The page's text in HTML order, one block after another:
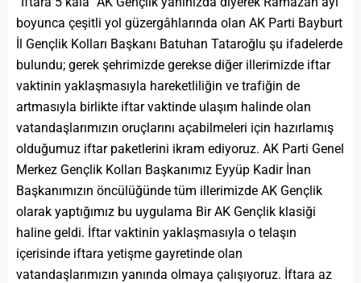
boyunca çeşitli yol güzergâhlarında olan AK Parti Bayburt
İl Gençlik Kolları Başkanı Batuhan Tataroğlu şu ifadelerde
bulundu; gerek şehrimizde gerekse diğer illerimizde iftar
vaktinin yaklaşmasıyla hareketliliğin ve trafiğin de
artmasıyla birlikte iftar vaktinde ulaşım halinde olan
vatandaşlarımızın oruçlarını açabilmeleri için hazırlamış
olduğumuz iftar paketlerini ikram ediyoruz. AK Parti Genel
Merkez Gençlik Kolları Başkanımız Eyyüp Kadir İnan
Başkanımızın öncülüğünde tüm illerimizde AK Gençlik
olarak yaptığımız bu uygulama Bir AK Gençlik klasiği
haline geldi. İftar vaktinin yaklaşmasıyla o telaşın
içerisinde iftara yetişme gayretinde olan
vatandaşlarımızın yanında olmaya çalışıyoruz. İftara az